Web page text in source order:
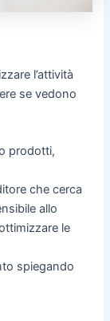
l’attività
se vedono
prodotti,
che cerca
allo
le
spiegando